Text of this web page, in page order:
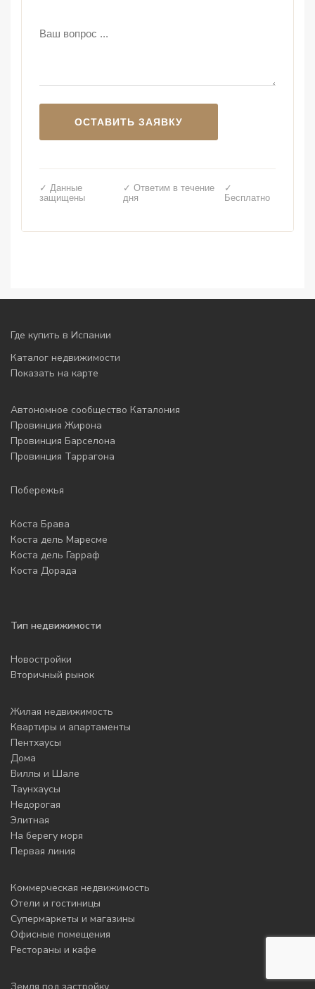
✓ Данные
защищены
✓ Ответим в течение
дня
✓
Бесплатно
Где купить в Испании
Каталог недвижимости
Показать на карте
Автономное сообщество Каталония
Провинция Жирона
Провинция Барселона
Провинция Таррагона
Побережья
Коста Брава
Коста дель Маресме
Коста дель Гарраф
Коста Дорада
Тип недвижимости
Новостройки
Вторичный рынок
Жилая недвижимость
Квартиры и апартаменты
Пентхаусы
Дома
Виллы и Шале
Таунхаусы
Недорогая
Элитная
На берегу моря
Первая линия
Коммерческая недвижимость
Отели и гостиницы
Супермаркеты и магазины
Офисные помещения
Рестораны и кафе